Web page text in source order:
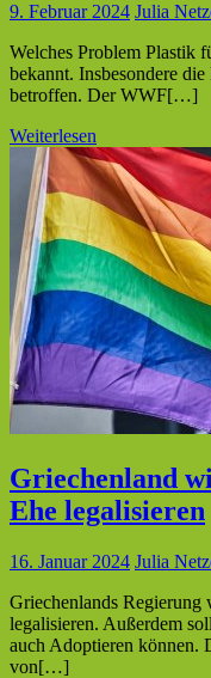
9. Februar 2024 Julia
Welches Problem Plastik
bekannt. Insbesondere
betroffen. Der WWF[…]
Weiterlesen
Griechenland
Ehe legalisieren
16. Januar 2024 Julia
Griechenlands
legalisieren. Außerdem
auch Adoptieren können.
von[…]